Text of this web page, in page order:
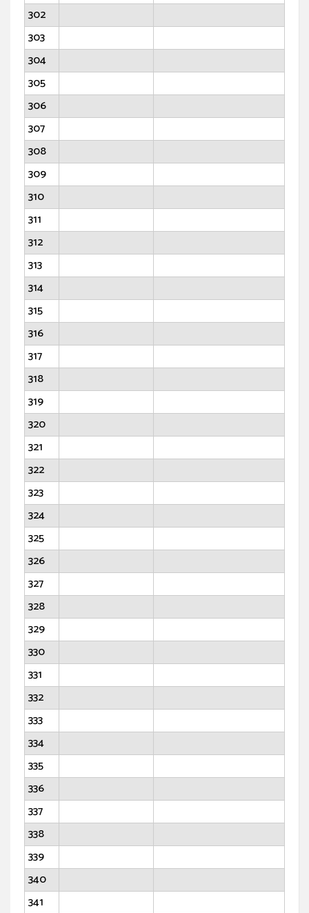
302
303
304
305
306
307
308
309
310
311
312
313
314
315
316
317
318
319
320
321
322
323
324
325
326
327
328
329
330
331
332
333
334
335
336
337
338
339
340
341